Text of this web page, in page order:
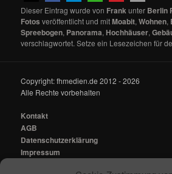
Dieser Eintrag wurde von Frank unter Berlin
Fotos veröffentlicht und mitMoabit,Wohnen,
Spreebogen, Panorama, Hochhäuser,
verschlagwortet. Setze ein Lesezeichen für
Copyright: fhmedien.de 2012 - 2026
Alle Rechte vorbehalten
Kontakt
AGB
Datenschutzerklärung
Impressum